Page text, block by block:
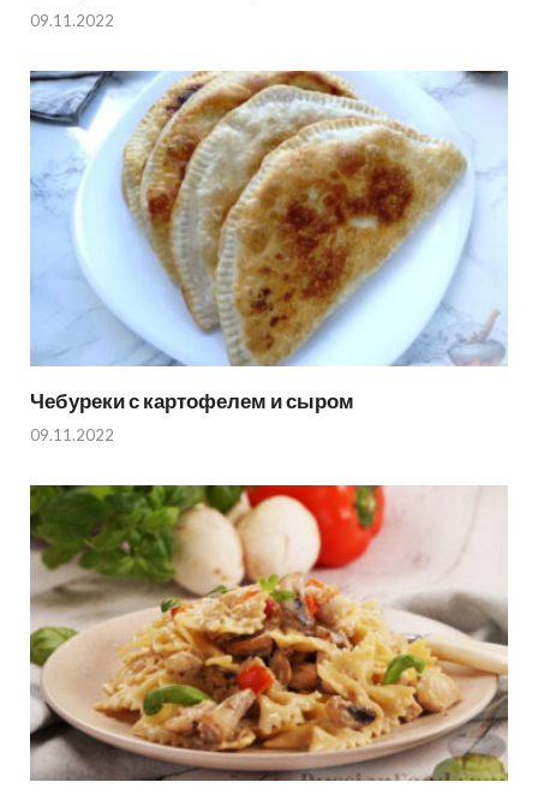
09.11.2022
Чебуреки с картофелем и сыром
09.11.2022